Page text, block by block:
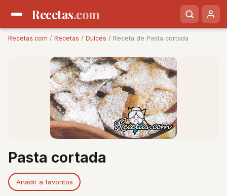
Recetas.com
Recetas.com / Recetas / Dulces / Receta de Pasta cortada
Pasta cortada
Añadir a favoritos